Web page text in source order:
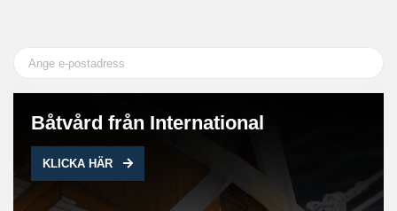
Båtvård från International
KLICKA HÄR